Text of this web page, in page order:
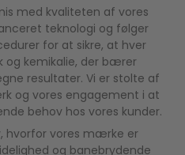
med kvaliteten af ​​vores
teknologi og følger
for at sikre, at hver
og kemikalie, der bærer
resultater. Vi er stolte af
og vores engagement i at
behov hos vores kunder.
hvorfor vores mærke er
og banebrydende